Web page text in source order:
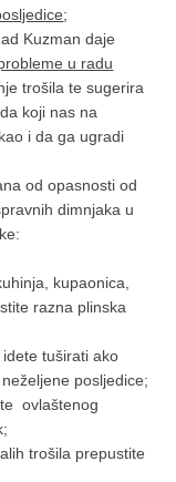
;
Kuzman daje
u radu
trošila te sugerira
koji nas na
i da ga ugradi
od opasnosti od
dimnjaka u
kupaonica,
razna plinska
tuširati ako
posljedice;
ovlaštenog
trošila prepustite